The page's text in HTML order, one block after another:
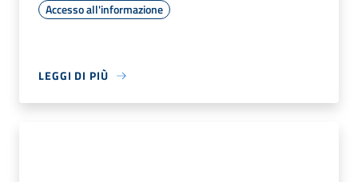
Accesso all'informazione
LEGGI DI PIÙ